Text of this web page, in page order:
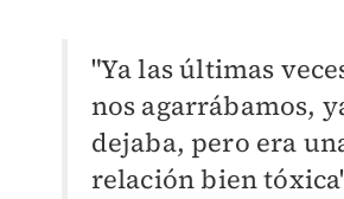
"Ya las últimas
nos agarrábamos,
dejaba, pero era
relación bien